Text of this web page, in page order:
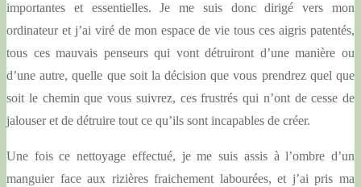
importantes et essentielles. Je me suis donc dirigé vers mon
ordinateur et j’ai viré de mon espace de vie tous ces aigris patentés,
tous ces mauvais penseurs qui vont détruiront d’une manière ou
d’une autre, quelle que soit la décision que vous prendrez quel que
soit le chemin que vous suivrez, ces frustrés qui n’ont de cesse de
jalouser et de détruire tout ce qu’ils sont incapables de créer.
Une fois ce nettoyage effectué, je me suis assis à l’ombre d’un
manguier face aux rizières fraichement labourées, et j’ai pris ma